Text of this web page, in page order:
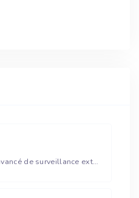
Système avancé de surveillance extérieure des émissions